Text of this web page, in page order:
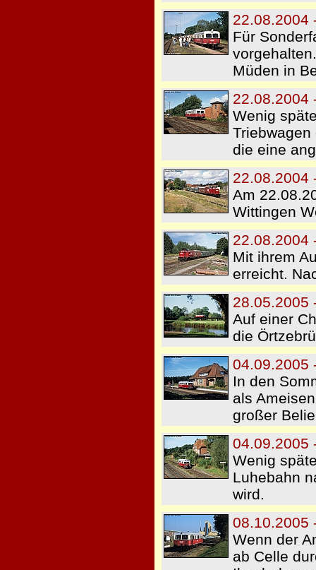
22.08.2004
Für
Müden in
22.08.2004
Wenig
die eine
22.08.2004
Am
Wittingen
22.08.2004
Mit ihrem
erreicht.
28.05.2005
Auf einer
die
04.09.2005
In den
als
großer
04.09.2005
Wenig
Luhebahn
wird.
08.10.2005
Wenn der
ab Celle